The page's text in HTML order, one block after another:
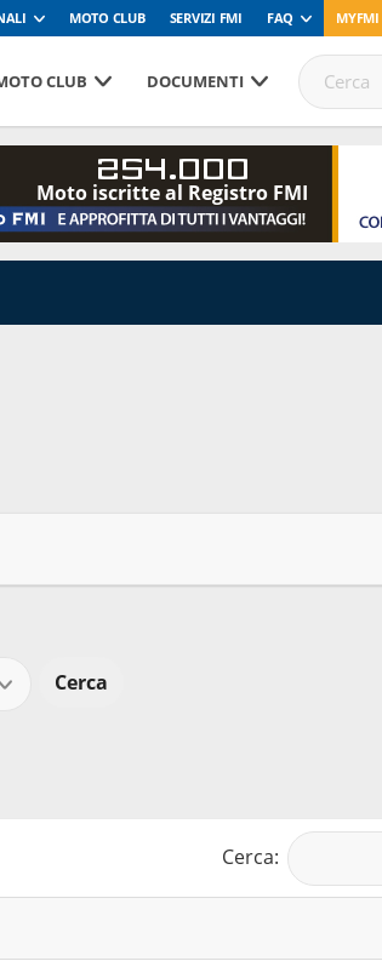
MOTO CLUB SERVIZI FMI FAQ MYFMI
CLUB DOCUMENTI
254.000
Moto iscritte al Registro FMI
Cerca: